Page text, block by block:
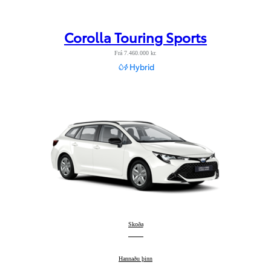
Corolla Touring Sports
Frá 7.460.000 kr.
Hybrid
Corolla Touring Sports
Skoða
Corolla Touring Sports
Hannaðu þinn